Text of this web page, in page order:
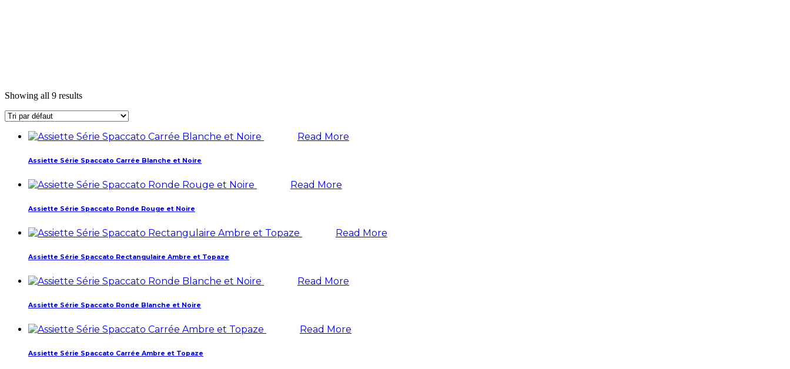
Showing all 9 results
Read More
Assiette Série Spaccato Carrée Blanche et Noire
Read More
Assiette Série Spaccato Ronde Rouge et Noire
Read More
Assiette Série Spaccato Rectangulaire Ambre et Topaze
Read More
Assiette Série Spaccato Ronde Blanche et Noire
Read More
Assiette Série Spaccato Carrée Ambre et Topaze